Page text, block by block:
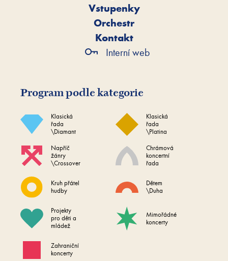
Vstupenky
Orchestr
Kontakt
Interní web
Program podle kategorie
Klasická
řada
\Diamant
Klasická
řada
\Platina
Napříč
žánry
\Crossover
Chrámová
koncertní
řada
Kruh přátel
hudby
Dětem
\Duha
Projekty
pro děti a
mládež
Mimořádné
koncerty
Zahraniční
koncerty